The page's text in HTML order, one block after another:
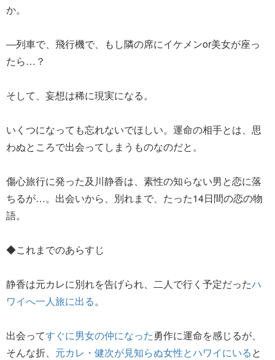
か。
―列車で、飛行機で、もし隣の席にイケメンor美女が座っ
たら…？
そして、妄想は稀に現実になる。
いくつになっても忘れないでほしい。運命の相手とは、思
わぬところで出会ってしまうものなのだと。
傷心旅行に発った及川静香は、素性の知らない男と恋に落
ちるが…。出会いから、別れまで、たった14日間の恋の物
語。
◆これまでのあらすじ
静香は元カレに別れを告げられ、二人で行く予定だったハ
ワイへ一人旅に出る。
出会ってすぐに男女の仲になった勇作に運命を感じるが、
そんな折、 元カレ・健次が見知らぬ女性とハワイにいると